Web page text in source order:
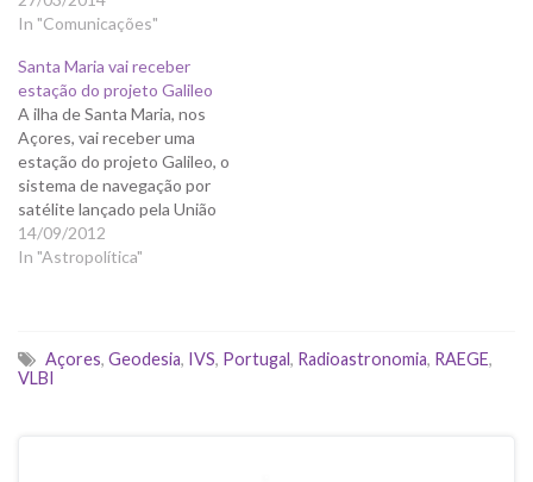
In "Comunicações"
Santa Maria vai receber
estação do projeto Galileo
A ilha de Santa Maria, nos
Açores, vai receber uma
estação do projeto Galileo, o
sistema de navegação por
satélite lançado pela União
Europeia, que estava
também a ser disputada
(Galileo Sensor Station) em
Santa Maria reforça…
14/09/2012
In "Astropolítica"
Açores, Geodesia, IVS, Portugal, Radioastronomia, RAEGE,
VLBI